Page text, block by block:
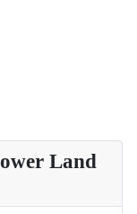
Land